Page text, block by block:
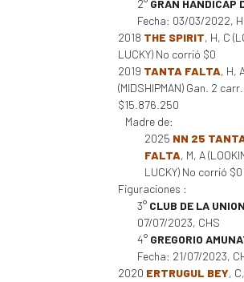
2° GRAN HANDICAP
Fecha: 03/03/2022,
2018 THE SPIRIT, H, C
LUCKY) No corrió $0
2019 TANTA FALTA, H,
(MIDSHIPMAN) Gan. 2
$15.876.250
Madre de:
2025 NN 25
FALTA, M, A
LUCKY) No corrió $0
Figuraciones :
3° CLUB DE LA UNION
07/07/2023, CHS
4° GREGORIO
Fecha: 21/07/2023,
2020 ERTRUGUL BEY,